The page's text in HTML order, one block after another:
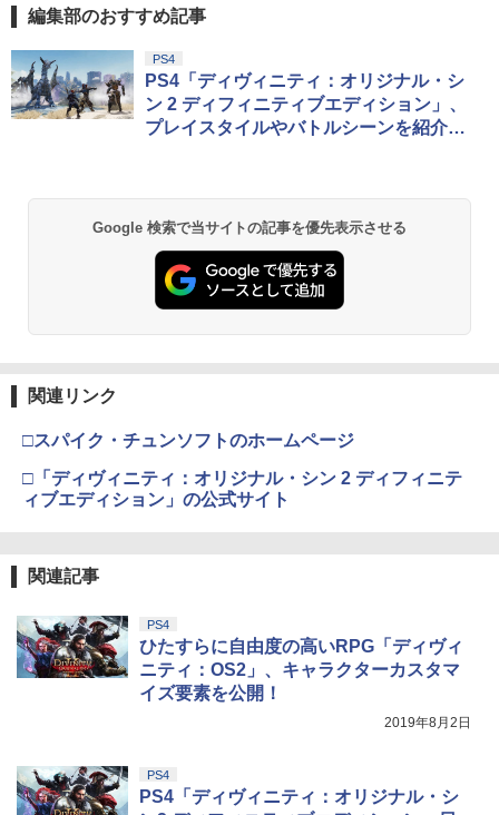
編集部のおすすめ記事
PS4
PS4「ディヴィニティ：オリジナル・シ
ン 2 ディフィニティブエディション」、
プレイスタイルやバトルシーンを紹介す
Google 検索で当サイトの記事を優先表示させる
関連リンク
□スパイク・チュンソフトのホームページ
□「ディヴィニティ：オリジナル・シン 2 ディフィニテ
ィブエディション」の公式サイト
関連記事
PS4
ひたすらに自由度の高いRPG「ディヴィ
ニティ：OS2」、キャラクターカスタマ
イズ要素を公開！
2019年8月2日
PS4
PS4「ディヴィニティ：オリジナル・シ